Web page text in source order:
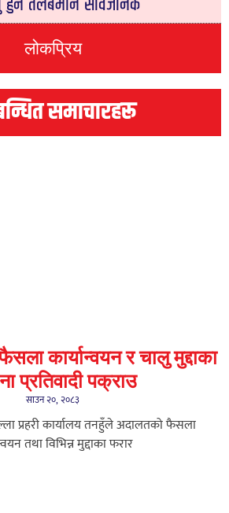
लोकप्रिय
तलबमान सार्वजनिक
समाचारहरू
कार्यान्वयन र चालु मुद्दाका
प्रतिवादी पक्राउ
साउन २०, २०८३
प्रहरी कार्यालय तनहुँले अदालतको फैसला
तथा विभिन्न मुद्दाका फरार